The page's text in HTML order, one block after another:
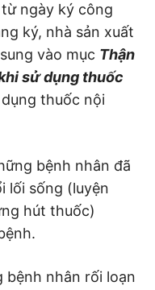
từ ngày ký công
ký, nhà sản xuất
vào mục Thận
sử dụng thuốc
thuốc nội
bệnh nhân đã
lối sống (luyện
hút thuốc)
bệnh nhân rối loạn